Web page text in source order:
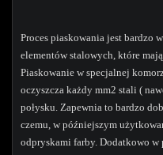
Proces piaskowania jest bardzo
elementów stalowych, które
Piaskowanie w specjalnej
oczyszcza każdy mm2 stali (
połysku. Zapewnia to bardzo
czemu, w późniejszym
odpryskami farby. Dodatkowo w